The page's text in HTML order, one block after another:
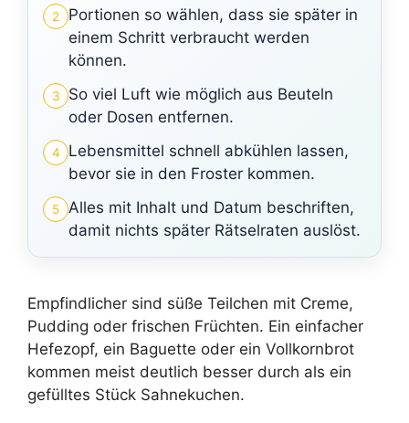
2
Portionen so wählen, dass sie später in
einem Schritt verbraucht werden
können.
3
So viel Luft wie möglich aus Beuteln
oder Dosen entfernen.
4
Lebensmittel schnell abkühlen lassen,
bevor sie in den Froster kommen.
5
Alles mit Inhalt und Datum beschriften,
damit nichts später Rätselraten auslöst.
Empfindlicher sind süße Teilchen mit Creme,
Pudding oder frischen Früchten. Ein einfacher
Hefezopf, ein Baguette oder ein Vollkornbrot
kommen meist deutlich besser durch als ein
gefülltes Stück Sahnekuchen.